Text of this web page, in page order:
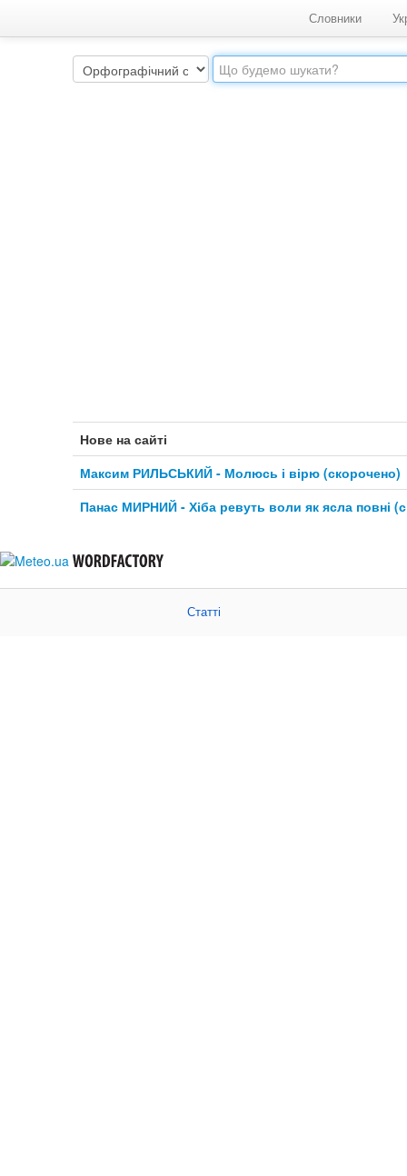
Словники
Нове на сайті
Максим РИЛЬСЬКИЙ - Молюсь і вірю (скорочено)
Панас МИРНИЙ - Хіба ревуть воли як ясла повні
Статті